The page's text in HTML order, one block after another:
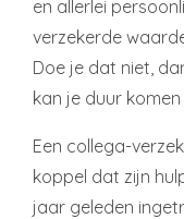
en allerlei
verzekerde
Doe je dat niet,
kan je duur
Een collega-
koppel dat zijn
jaar geleden